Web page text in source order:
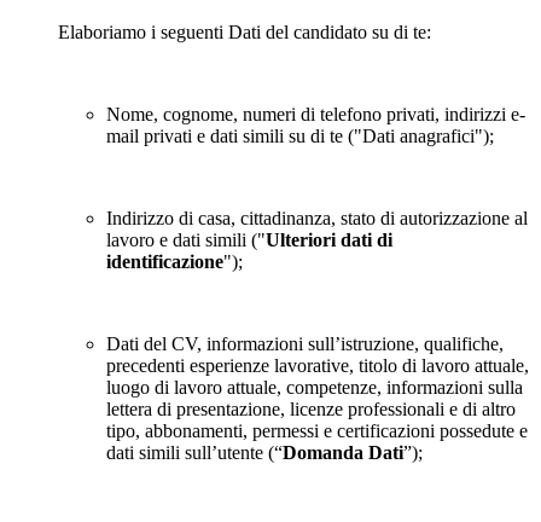
Elaboriamo i seguenti Dati del candidato su di te:
Nome, cognome, numeri di telefono privati, indirizzi e-
mail privati e dati simili su di te ("Dati anagrafici");
Indirizzo di casa, cittadinanza, stato di autorizzazione al
lavoro e dati simili ("Ulteriori dati di
identificazione");
Dati del CV, informazioni sull’istruzione, qualifiche,
precedenti esperienze lavorative, titolo di lavoro attuale,
luogo di lavoro attuale, competenze, informazioni sulla
lettera di presentazione, licenze professionali e di altro
tipo, abbonamenti, permessi e certificazioni possedute e
dati simili sull’utente (“Domanda Dati”);